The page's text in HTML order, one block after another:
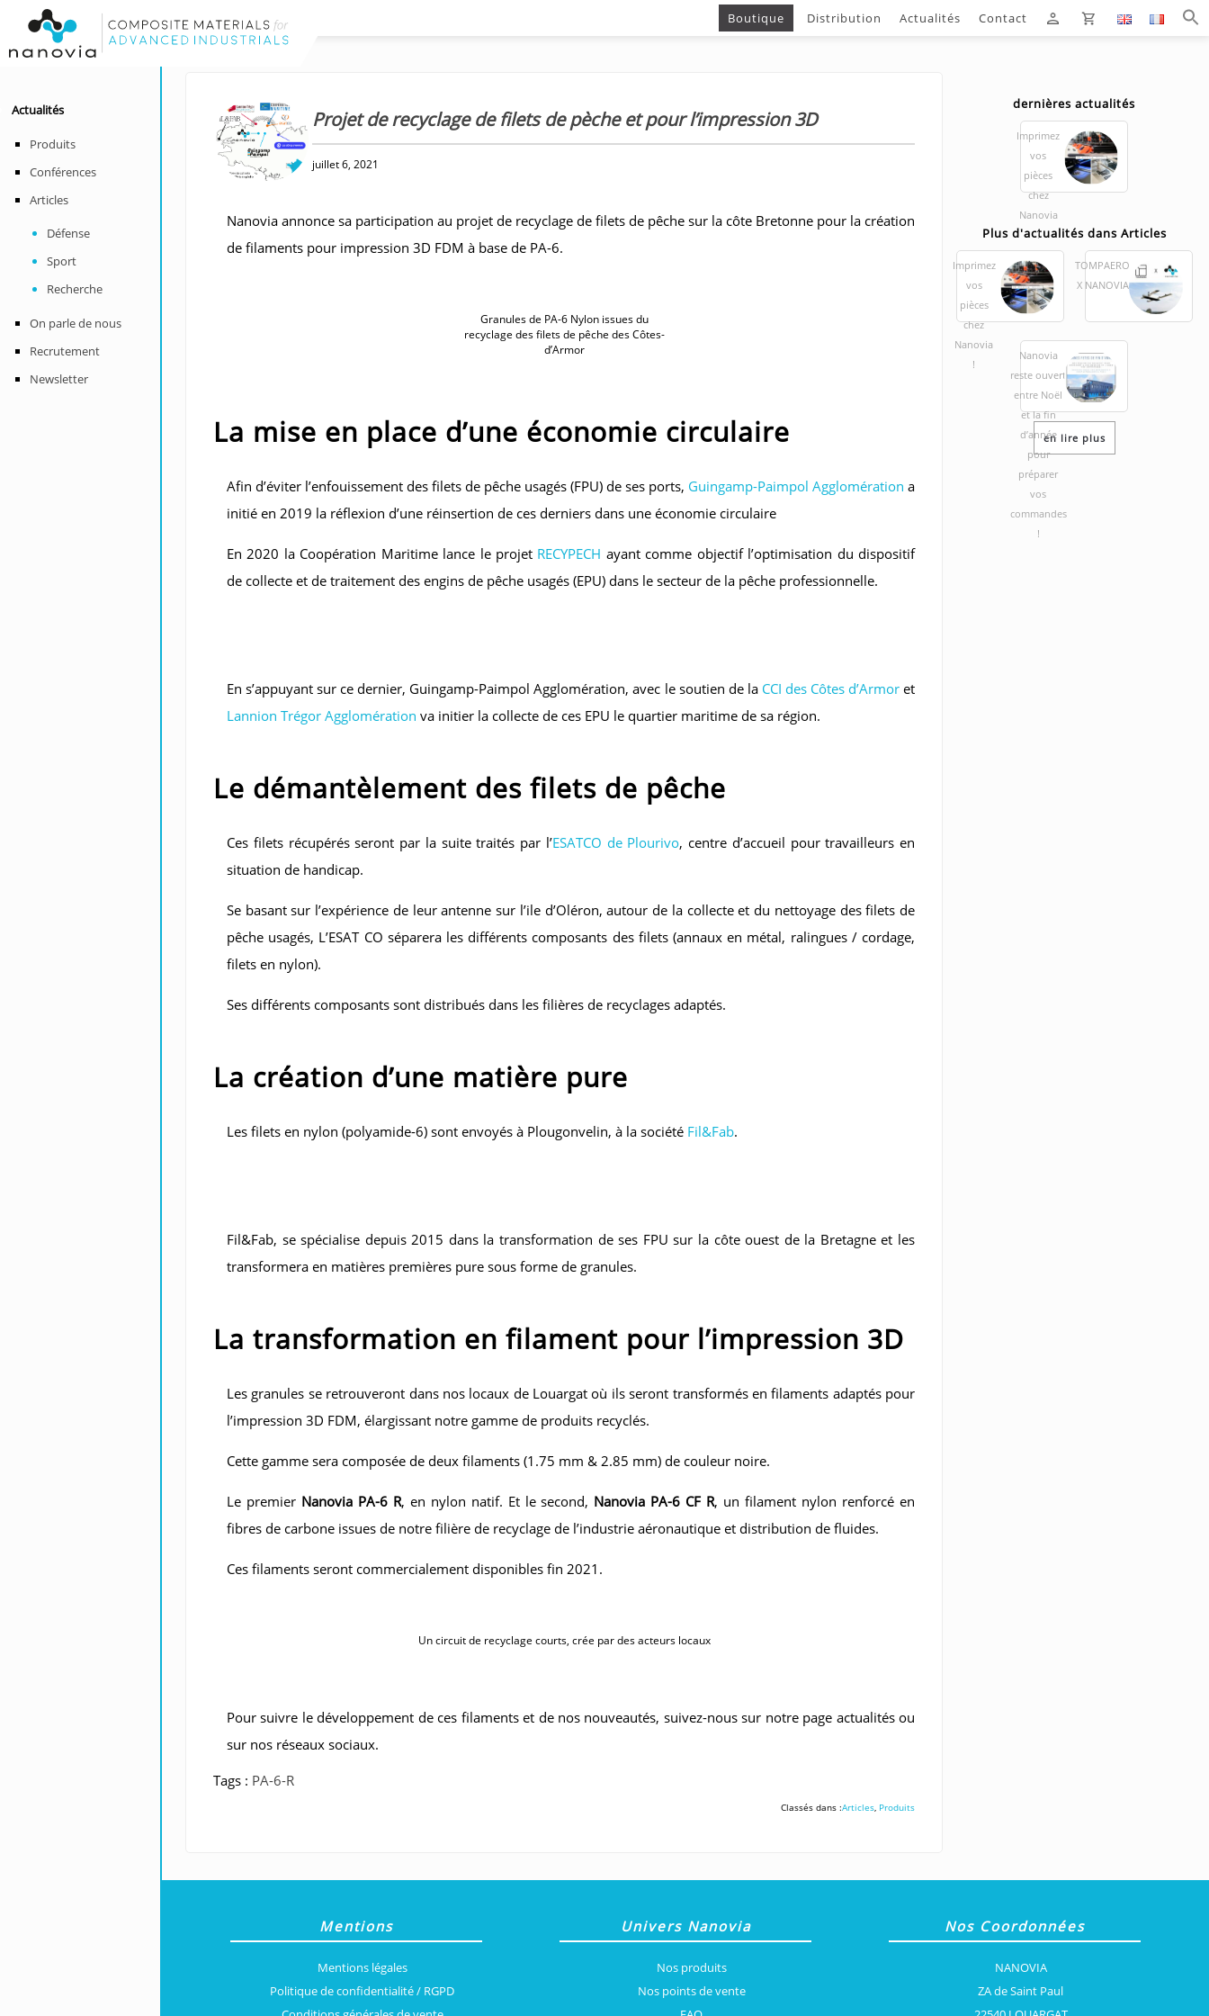
Boutique Distribution Actualités Contact
Actualités
Produits
Conférences
Articles
Défense
Sport
Recherche
On parle de nous
Recrutement
Newsletter
Projet de recyclage de filets de pèche et pour l’impression 3D
juillet 6, 2021
Nanovia annonce sa participation au projet de recyclage de filets de pêche sur la côte Bretonne pour la création
de filaments pour impression 3D FDM à base de PA-6.
Granules de PA-6 Nylon issues du
recyclage des filets de pêche des Côtes-
d’Armor
La mise en place d’une économie circulaire
Afin d’éviter l’enfouissement des filets de pêche usagés (FPU) de ses ports, Guingamp-Paimpol Agglomération a
initié en 2019 la réflexion d’une réinsertion de ces derniers dans une économie circulaire
En 2020 la Coopération Maritime lance le projet RECYPECH ayant comme objectif l’optimisation du dispositif
de collecte et de traitement des engins de pêche usagés (EPU) dans le secteur de la pêche professionnelle.
En s’appuyant sur ce dernier, Guingamp-Paimpol Agglomération, avec le soutien de la CCI des Côtes d’Armoret
Lannion Trégor Agglomération va initier la collecte de ces EPU le quartier maritime de sa région.
Le démantèlement des filets de pêche
Ces filets récupérés seront par la suite traités par l’ESATCO de Plourivo, centre d’accueil pour travailleurs en
situation de handicap.
Se basant sur l’expérience de leur antenne sur l’ile d’Oléron, autour de la collecte et du nettoyage des filets de
pêche usagés, L’ESAT CO séparera les différents composants des filets (annaux en métal, ralingues / cordage,
filets en nylon).
Ses différents composants sont distribués dans les filières de recyclages adaptés.
La création d’une matière pure
Les filets en nylon (polyamide-6) sont envoyés à Plougonvelin, à la société Fil&Fab.
Fil&Fab, se spécialise depuis 2015 dans la transformation de ses FPU sur la côte ouest de la Bretagne et les
transformera en matières premières pure sous forme de granules.
La transformation en filament pour l’impression 3D
Les granules se retrouveront dans nos locaux de Louargat où ils seront transformés en filaments adaptés pour
l’impression 3D FDM, élargissant notre gamme de produits recyclés.
Cette gamme sera composée de deux filaments (1.75 mm & 2.85 mm) de couleur noire.
Le premierNanovia PA-6 R, en nylon natif. Et le second, Nanovia PA-6 CF R, un filament nylon renforcé en
fibres de carbone issues de notre filière de recyclage de l’industrie aéronautique et distribution de fluides.
Ces filaments seront commercialement disponibles fin 2021.
Un circuit de recyclage courts, crée par des acteurs locaux
Pour suivre le développement de ces filaments et de nos nouveautés, suivez-nous sur notre page actualités ou
sur nos réseaux sociaux.
Tags : PA-6-R
Classés dans :Articles Produits
dernières actualités
Imprimez
vos
pièces
chez
Nanovia
!
Plus d'actualités dans Articles
Imprimez
vos
pièces
chez
Nanovia
!
TOMPAERO
X NANOVIA
Nanovia
reste ouvert
entre Noël
et la fin
d’année
pour
préparer
vos
commandes
!
en lire plus
Mentions
Mentions légales
Politique de confidentialité / RGPD
Univers Nanovia
Nos produits
Nos points de vente
Nos Coordonnées
NANOVIA
ZA de Saint Paul